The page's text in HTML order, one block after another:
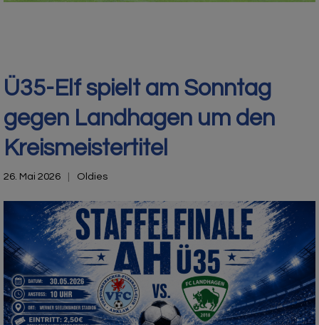
Ü35-Elf spielt am Sonntag
gegen Landhagen um den
Kreismeistertitel
26. Mai 2026 Oldies